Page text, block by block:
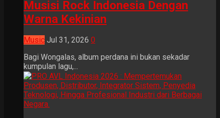
Musisi Rock Indonesia Dengan
Warna Kekinian
Music Jul 31, 2026 0
Bagi Wongalas, album perdana ini bukan sekadar
kumpulan lagu,...